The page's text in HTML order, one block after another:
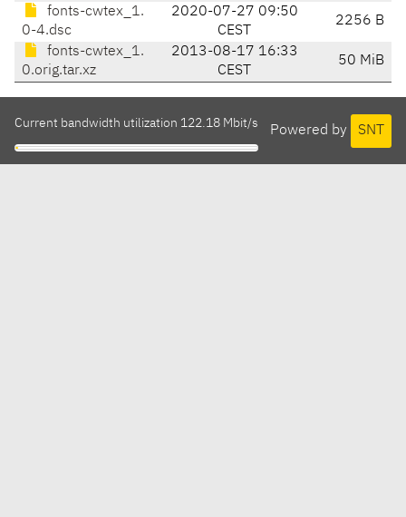
fonts-cwtex_1.
0-4.dsc
2020-07-27 09:50
CEST
2256 B
fonts-cwtex_1.
0.orig.tar.xz
2013-08-17 16:33
CEST
50 MiB
Powered by SNT
Current bandwidth utilization 122.18 Mbit/s